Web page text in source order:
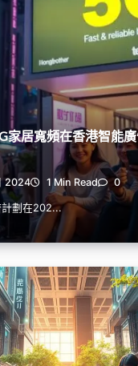
家居寬頻在香港智能
2024 1 Min Read 0
計劃在202...